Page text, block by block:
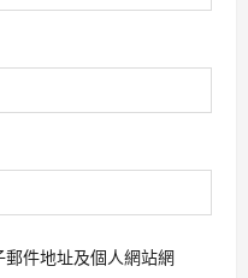
件地址及個人網站網